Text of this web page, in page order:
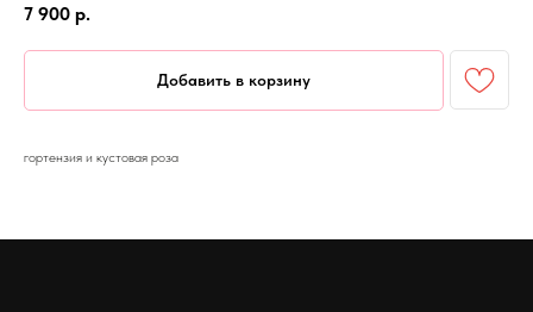
7 900 р.
Добавить в корзину
гортензия и кустовая роза